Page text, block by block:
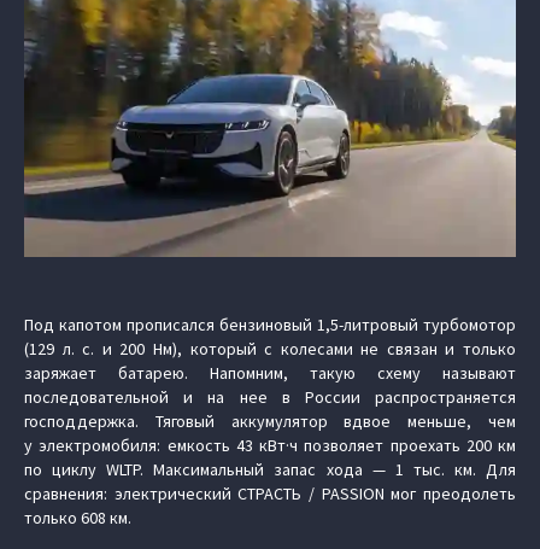
Под капотом прописался бензиновый 1,5-литровый турбомотор
(129 л. с. и 200 Нм), который с колесами не связан и только
заряжает батарею. Напомним, такую схему называют
последовательной и на нее в России распространяется
господдержка. Тяговый аккумулятор вдвое меньше, чем
у электромобиля: емкость 43 кВт·ч позволяет проехать 200 км
по циклу WLTP. Максимальный запас хода — 1 тыс. км. Для
сравнения: электрический СТРАСТЬ / PASSION мог преодолеть
только 608 км.